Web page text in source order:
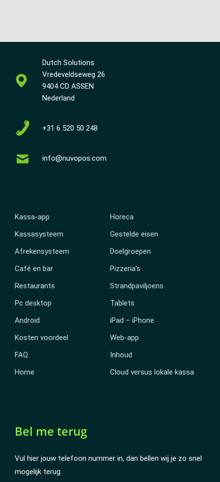
Dutch Solutions
Vredeveldseweg 26
9404 CD ASSEN
Nederland
+31 6 520 50 248
info@nuvopos.com
Kassa-app
Horeca
Kassasysteem
Gestelde eisen
Afrekensysteem
Doelgroepen
Café en bar
Pizzeria’s
Restaurants
Strandpaviljoens
Pc desktop
Tablets
Android
iPad – iPhone
Kosten voordeel
Web-app
FAQ
Inhoud
Home
Cloud versus lokale kassa
Bel me terug
Vul hier jouw telefoon nummer in, dan bellen wij je zo snel
mogelijk terug.